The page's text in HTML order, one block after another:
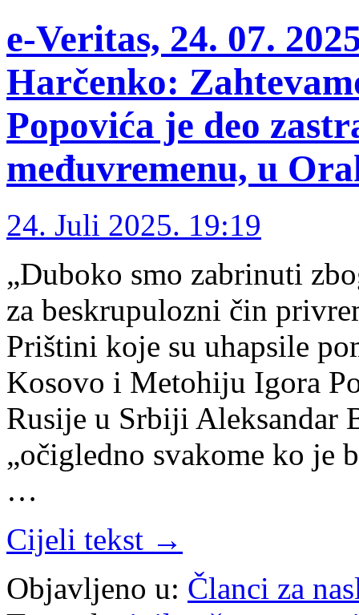
e-Veritas, 24. 07.
Harčenko:
Popovića je deo
međuvremenu, u
24. Juli 2025. 19:19
„Duboko smo zabrinuti
za beskrupulozni čin
Prištini koje su uhapsile
Kosovo i Metohiju Igora
Rusije u Srbiji Aleksandar
„očigledno svakome ko je
…
Cijeli tekst →
Objavljeno u: Članci za